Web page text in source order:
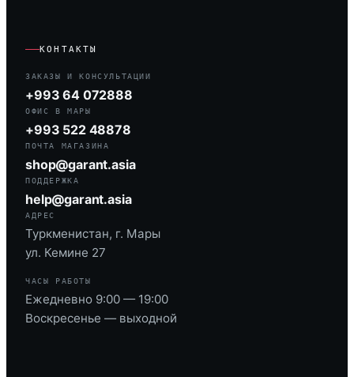
КОНТАКТЫ
ЗАКАЗЫ И КОНСУЛЬТАЦИИ
+993 64 072888
ОФИС В МАРЫ
+993 522 48878
ПОЧТА МАГАЗИНА
shop@garant.asia
ПОДДЕРЖКА
help@garant.asia
АДРЕС
Туркменистан, г. Мары
ул. Кемине 27
ЧАСЫ РАБОТЫ
Ежедневно 9:00 — 19:00
Воскресенье — выходной